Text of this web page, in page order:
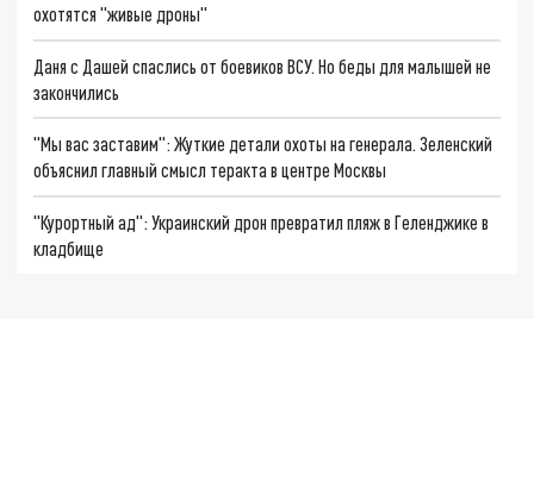
охотятся "живые дроны"
Даня с Дашей спаслись от боевиков ВСУ. Но беды для малышей не
закончились
"Мы вас заставим": Жуткие детали охоты на генерала. Зеленский
объяснил главный смысл теракта в центре Москвы
"Курортный ад": Украинский дрон превратил пляж в Геленджике в
кладбище